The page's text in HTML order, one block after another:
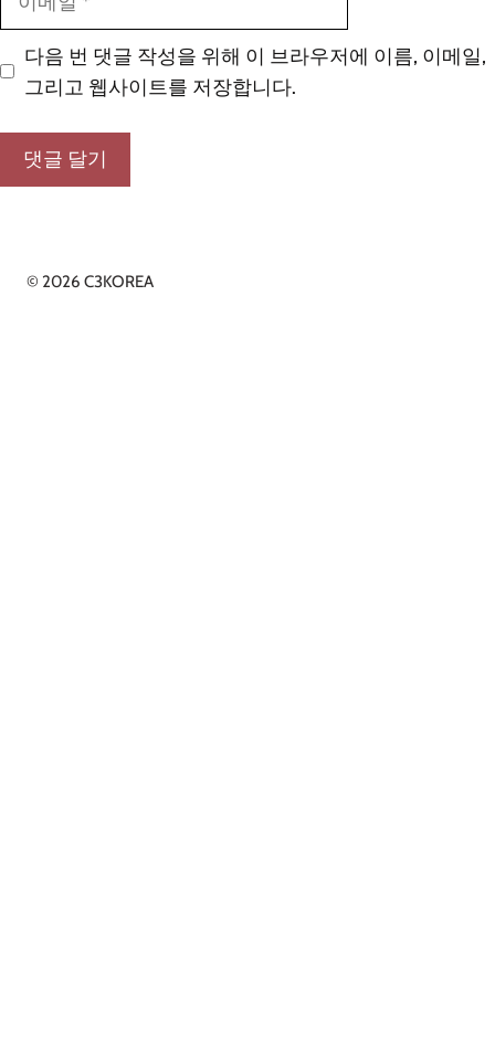
다음 번 댓글 작성을 위해 이 브라우저에 이름, 이메일,
그리고 웹사이트를 저장합니다.
© 2026 C3KOREA